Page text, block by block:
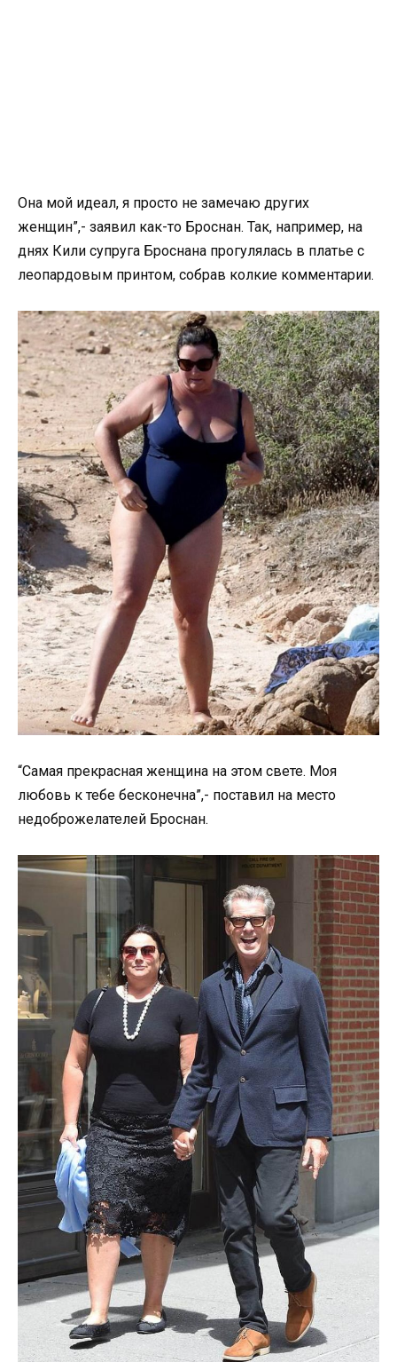
Она мой идеал, я просто не замечаю других
женщин”,- заявил как-то Броснан. Так, например, на
днях Кили супруга Броснана прогулялась в платье с
леопардовым принтом, собрав колкие комментарии.
“Самая прекрасная женщина на этом свете. Моя
любовь к тебе бесконечна”,- поставил на место
недоброжелателей Броснан.